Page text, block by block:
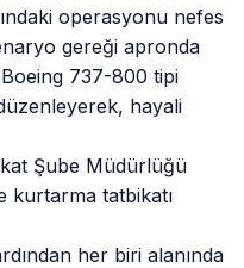
operasyonu nefes
gereği apronda
737-800 tipi
hayali
Şube Müdürlüğü
kurtarma tatbikatı
her biri alanında